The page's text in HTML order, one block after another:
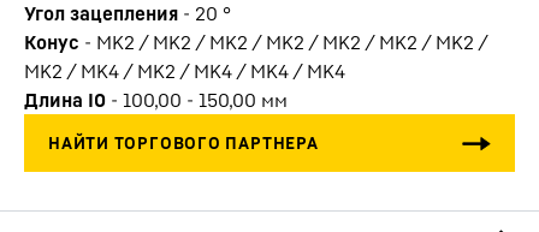
Угол зацепления - 20 °
Конус - MK2 / MK2 / MK2 / MK2 / MK2 / MK2 / MK2 /
MK2 / MK4 / MK2 / MK4 / MK4 / MK4
Длина I0 - 100,00 - 150,00 мм